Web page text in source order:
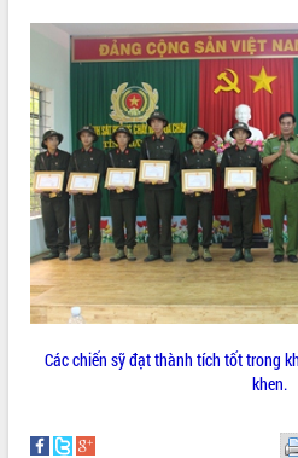
Hôm nay:
32769
Tất cả: 66078092
Các chiến sỹ đạt thành tích tốt trong
khen.